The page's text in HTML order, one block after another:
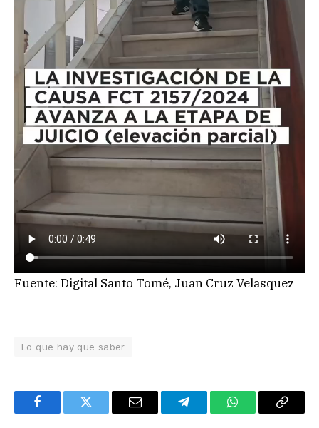
Fuente: Digital Santo Tomé, Juan Cruz Velasquez
Lo que hay que saber
FacebookTwitter Email TelegramWhatsAppCopy